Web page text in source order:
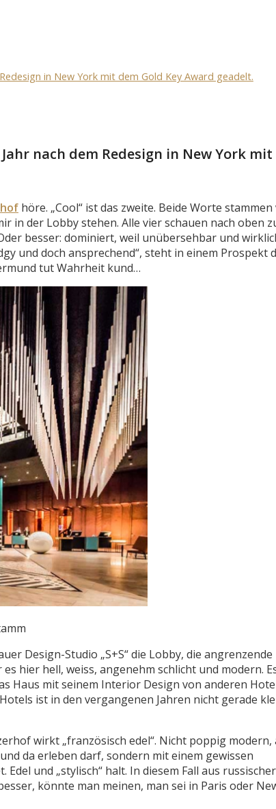
in New York mit dem Gold Key Award geadelt.
nach dem Redesign in New York mit
höre. „Cool“ ist das zweite. Beide Worte
in der Lobby stehen. Alle vier schauen nach oben
besser: dominiert, weil unübersehbar und
und doch ansprechend“, steht in einem Prospekt
tut Wahrheit kund…
Design-Studio „S+S“ die Lobby, die angrenzende
hier hell, weiss, angenehm schlicht und modern.
Haus mit seinem Interior Design von anderen
ist in den vergangenen Jahren nicht gerade
wirkt „französisch edel“. Nicht poppig modern,
da erleben darf, sondern mit einem gewissen
und „stylisch“ halt. In diesem Fall aus
könnte man meinen, man sei in Paris oder